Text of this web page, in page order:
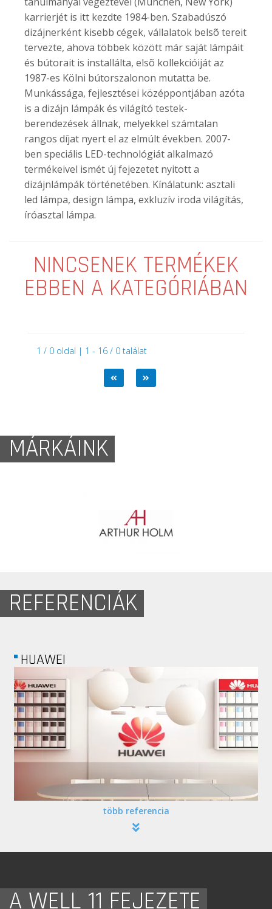
karrierjét is itt kezdte 1984-ben. Szabadúszó
dizájnerként kisebb cégek, vállalatok belsõ tereit
tervezte, ahova többek között már saját lámpáit
és bútorait is installálta, elsõ kollekcióiját az
1987-es Kölni bútorszalonon mutatta be.
Munkássága, fejlesztései középpontjában azóta
is a dizájn lámpák és világító testek-
berendezések állnak, melyekkel számtalan
rangos díjat nyert el az elmúlt években. 2007-
ben speciális LED-technológiát alkalmazó
termékeivel ismét új fejezetet nyitott a
dizájnlámpák történetében. Kínálatunk: asztali
led lámpa, design lámpa, exkluzív iroda világítás,
íróasztal lámpa.
NINCSENEK TERMÉKEK
EBBEN A KATEGÓRIÁBAN
1 / 0 oldal | 1 - 16 / 0 találat
MÁRKÁINK
REFERENCIÁK
ACCOR HOTELS
több referencia
A WELL 11 FEJEZETE